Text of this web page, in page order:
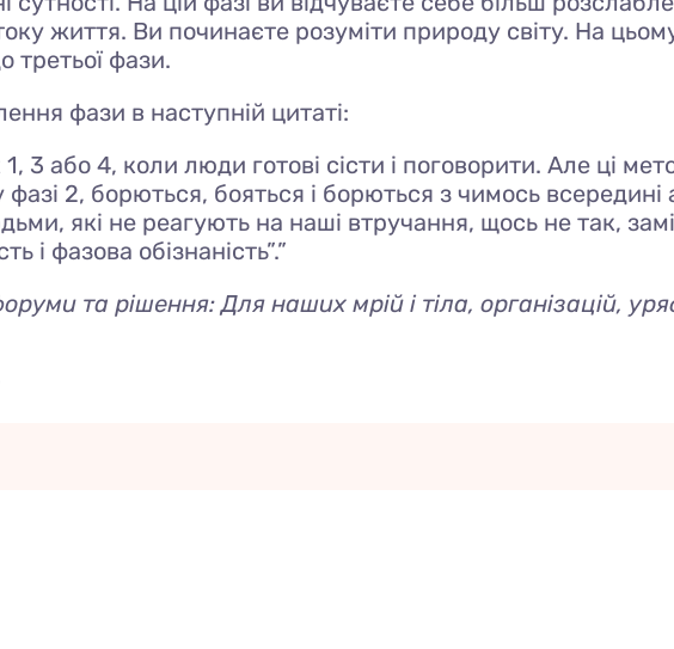
життя. Ви починаєте розуміти природу світу. На
третьої фази.
фази в наступній цитаті:
3 або 4, коли люди готові сісти і поговорити. Але ці
2, борються, бояться і борються з чимось всередині
які не реагують на наші втручання, щось не так,
і фазова обізнаність”.”
та рішення: Для наших мрій і тіла, організацій,